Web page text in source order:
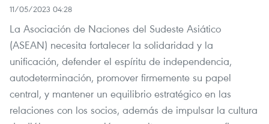
11/05/2023 04:28
La Asociación de Naciones del Sudeste Asiático
(ASEAN) necesita fortalecer la solidaridad y la
unificación, defender el espíritu de independencia,
autodeterminación, promover firmemente su papel
central, y mantener un equilibrio estratégico en las
relaciones con los socios, además de impulsar la cultura